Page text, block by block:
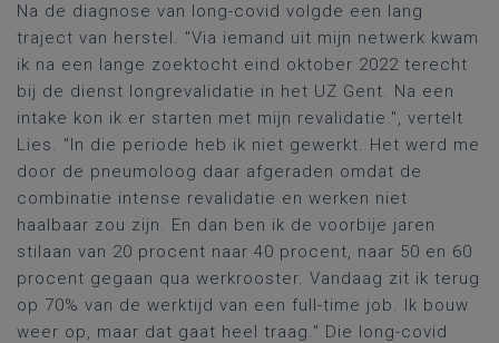
Na de diagnose van long-covid volgde een lang
traject van herstel. "Via iemand uit mijn netwerk kwam
ik na een lange zoektocht eind oktober 2022 terecht
bij de dienst longrevalidatie in het UZ Gent. Na een
intake kon ik er starten met mijn revalidatie.", vertelt
Lies. "In die periode heb ik niet gewerkt. Het werd me
door de pneumoloog daar afgeraden omdat de
combinatie intense revalidatie en werken niet
haalbaar zou zijn. En dan ben ik de voorbije jaren
stilaan van 20 procent naar 40 procent, naar 50 en 60
procent gegaan qua werkrooster. Vandaag zit ik terug
op 70% van de werktijd van een full-time job. Ik bouw
weer op, maar dat gaat heel traag." Die long-covid